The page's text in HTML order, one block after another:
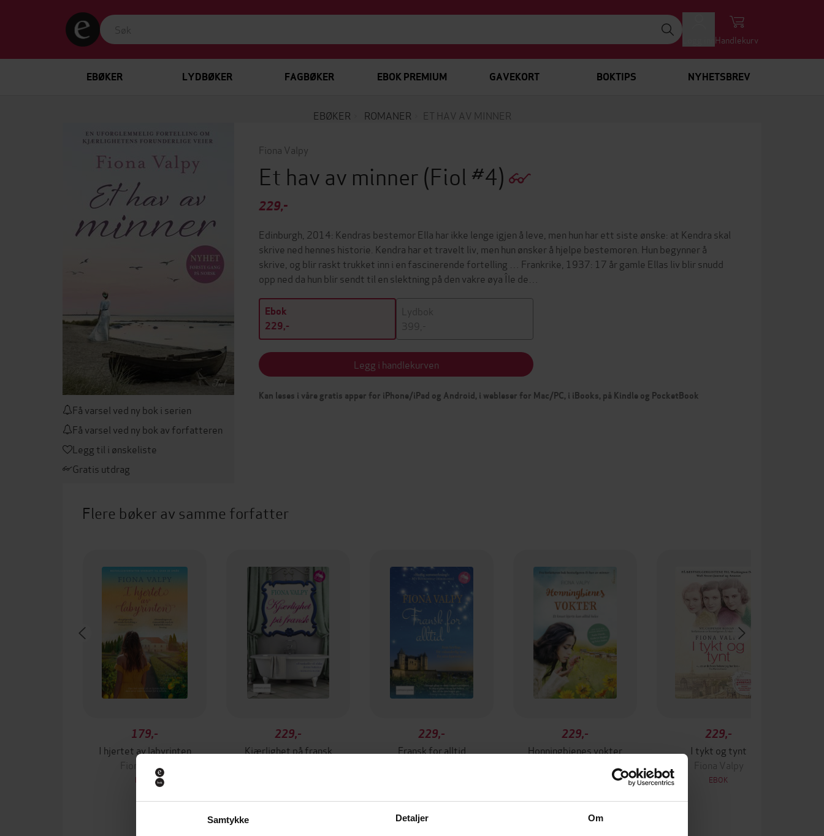
Samtykke Detaljer Om
Handlekurv
EBØKER LYDBØKER FAGBØKER EBOK PREMIUM GAVEKORT BOKTIPS NYHETSBREV
EBØKER ROMANER ET HAV AV MINNER
Få varsel ved ny bok i serien
Få varsel ved ny bok av forfatteren
Legg til i ønskeliste
Gratis utdrag
Fiona Valpy
Et hav av minner(Fiol #4)
229,-
Edinburgh, 2014: Kendras bestemor Ella har ikke lenge igjen å leve, men hun har ett siste ønske: at Kendra skal
skrive ned hennes historie. Kendra har et travelt liv, men hun ønsker å hjelpe bestemoren. Hun begynner å
skrive, og blir raskt trukket inn i en fascinerende fortelling … Frankrike, 1937: 17 år gamle Ellas liv blir snudd
opp ned da hun blir sendt til en slektning på den vakre øya Île de…
Ebok
229,-
Lydbok
399,-
Legg i handlekurven
Kan leses i våre gratis apper for iPhone/iPad og Android, i webleser for Mac/PC, i iBooks, på Kindle og PocketBook
Flere bøker av samme forfatter
179,-
I hjertet av labyrinten
Fiona Valpy
EBOK
229,-
Kjærlighet på fransk
229,-
Fransk for alltid
229,-
Honningbienes vokter
229,-
I tykt og tynt
Fiona Valpy
EBOK